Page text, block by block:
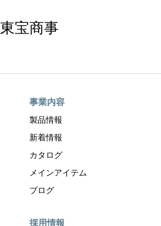
東宝商事
事業内容
製品情報
新着情報
カタログ
メインアイテム
ブログ
採用情報